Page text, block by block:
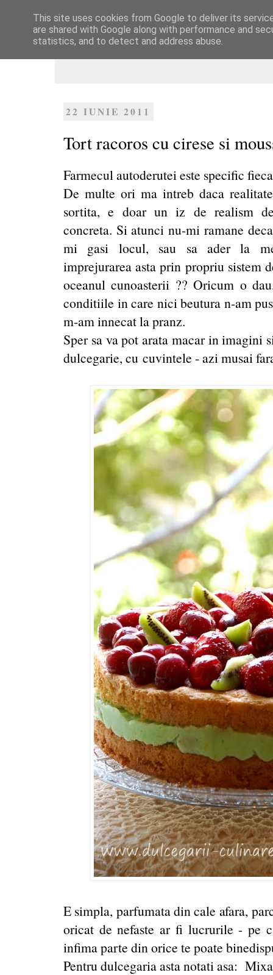
Dulcegarii culinare
22 IUNIE 2011
Tort racoros cu cirese si
Farmecul autoderutei este specific
De multe ori ma intreb daca
sortita, e doar un iz de realism
concreta. Si atunci nu-mi ramane
mi gasi locul, sau sa ader la
imprejurarea asta prin propriu sistem
oceanul cunoasterii ?? Oricum o
conditiile in care nici beutura n-am
m-am innecat la pranz.
Sper sa va pot arata macar in imagini
dulcegarie, cu cuvintele - azi musai
E simpla, parfumata din cale afara,
oricat de nefaste ar fi lucrurile -
infima parte din orice te poate
Pentru dulcegaria asta notati asa:
This site uses cookies from Google to deliver its
are shared with Google along with performance and
statistics, and to detect and address abuse.